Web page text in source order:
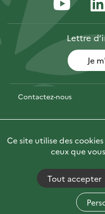
Lettre
Je
Contactez-nous
Espace presse
PhotoFor
Accessibilité :
Mentions
Ce site utilise des
ceux que
Tout accepter